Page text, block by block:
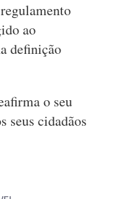
ao
definição
o seu
seus cidadãos